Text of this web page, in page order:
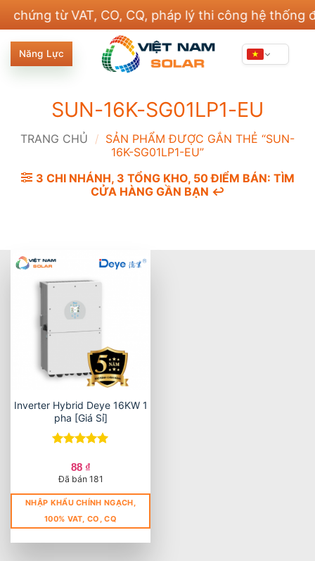
nội
dung
từ VAT, CO, CQ, pháp lý thi công hệ thống điện
Năng Lực
SUN-16K-SG01LP1-EU
TRANG CHỦ / SẢN PHẨM ĐƯỢC GẮN THẺ “SUN-
16K-SG01LP1-EU”
3 CHI NHÁNH, 3 TỔNG KHO, 50 ĐIỂM BÁN: TÌM
CỬA HÀNG GẦN BẠN ↩️
Inverter Hybrid Deye 16KW 1
pha [Giá Sỉ]
hạng5 5
sao
88 ₫
Đã bán 181
NHẬP KHẨU CHÍNH NGẠCH,
100% VAT, CO, CQ